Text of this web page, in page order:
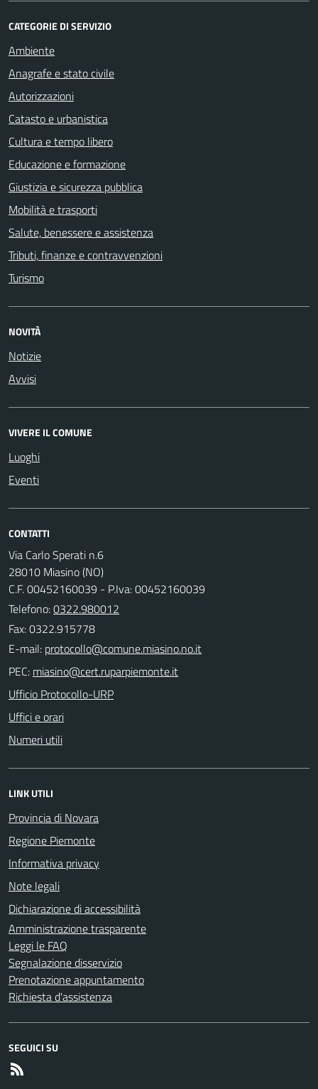
CATEGORIE DI SERVIZIO
Ambiente
Anagrafe e stato civile
Autorizzazioni
Catasto e urbanistica
Cultura e tempo libero
Educazione e formazione
Giustizia e sicurezza pubblica
Mobilità e trasporti
Salute, benessere e assistenza
Tributi, finanze e contravvenzioni
Turismo
NOVITÀ
Notizie
Avvisi
VIVERE IL COMUNE
Luoghi
Eventi
CONTATTI
Via Carlo Sperati n.6
28010 Miasino (NO)
C.F. 00452160039 - P.Iva: 00452160039
Telefono:0322.980012
Fax: 0322.915778
E-mail:
PEC:
Ufficio Protocollo-URP
Uffici e orari
Numeri utili
LINK UTILI
Provincia di Novara
Regione Piemonte
Informativa privacy
Note legali
Dichiarazione di accessibilità
Amministrazione trasparente
Leggi le FAQ
Segnalazione disservizio
Prenotazione appuntamento
Richiesta d'assistenza
SEGUICI SU